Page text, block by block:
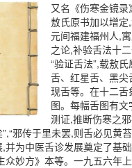
又名《伤寒金镜
敖氏原书加以增
元间福建福州人,
之论,补验舌法十
“验证舌法”,载敖
舌、红星舌、黑
现舌等。在十二舌
图。每幅舌图有
测证,推断伤寒之
邪传于里未罢,则舌必见黄
并为中医舌诊发展奠定了基
众妙方》本等。一九五六年